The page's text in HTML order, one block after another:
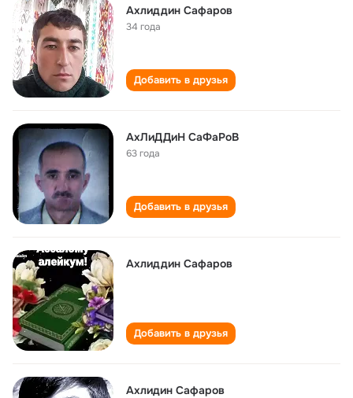
Ахлиддин Сафаров
34 года
Добавить в друзья
АхЛиДДиН СаФаРоВ
63 года
Добавить в друзья
Ахлиддин Caфаров
Добавить в друзья
Aхлидин Сафаров